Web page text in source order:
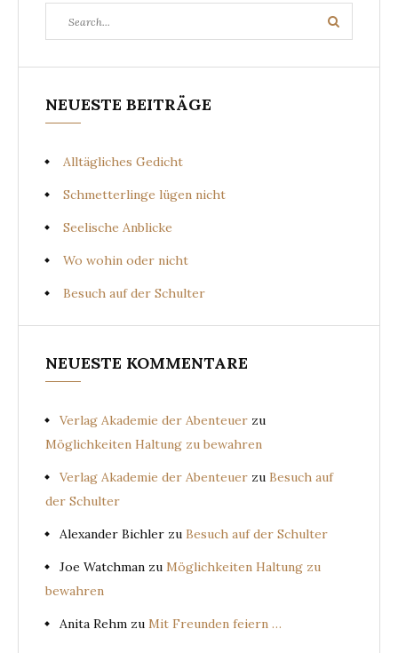
for:
Search
NEUESTE BEITRÄGE
Alltägliches Gedicht
Schmetterlinge lügen nicht
Seelische Anblicke
Wo wohin oder nicht
Besuch auf der Schulter
NEUESTE KOMMENTARE
Verlag Akademie der Abenteuer zu
Möglichkeiten Haltung zu bewahren
Verlag Akademie der Abenteuer zu Besuch auf
der Schulter
Alexander Bichler zu Besuch auf der Schulter
Joe Watchman zu Möglichkeiten Haltung zu
bewahren
Anita Rehm zu Mit Freunden feiern …